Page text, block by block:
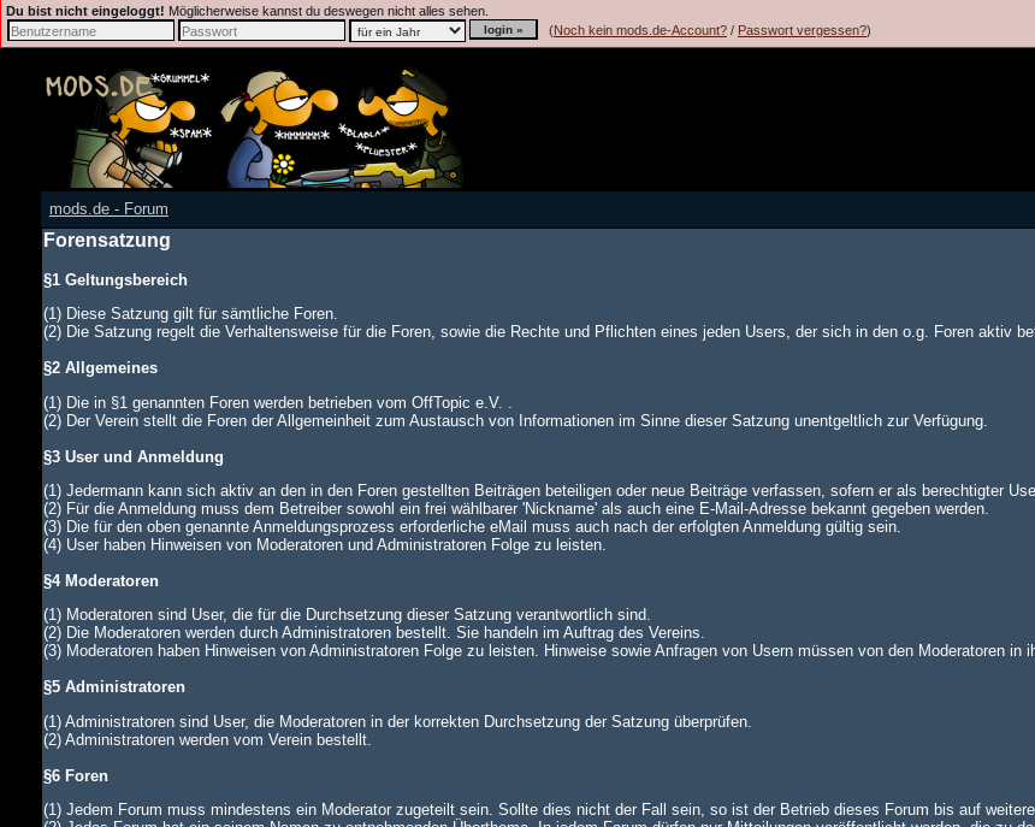
Du bist nicht eingeloggt! Möglicherweise kannst du deswegen nicht alles sehen.
(Noch kein mods.de-Account? / Passwort vergessen?)
mods.de - Forum
Forensatzung
§1 Geltungsbereich
(1) Diese Satzung gilt für sämtliche Foren.
(2) Die Satzung regelt die Verhaltensweise für die Foren, sowie die Rechte und Pflichten eines jeden Users, der sich in den o.g. Foren aktiv
§2 Allgemeines
(1) Die in §1 genannten Foren werden betrieben vom OffTopic e.V. .
(2) Der Verein stellt die Foren der Allgemeinheit zum Austausch von Informationen im Sinne dieser Satzung unentgeltlich zur Verfügung.
§3 User und Anmeldung
(1) Jedermann kann sich aktiv an den in den Foren gestellten Beiträgen beteiligen oder neue Beiträge verfassen, sofern er als berechtigter
(2) Für die Anmeldung muss dem Betreiber sowohl ein frei wählbarer 'Nickname' als auch eine E-Mail-Adresse bekannt gegeben werden.
(3) Die für den oben genannte Anmeldungsprozess erforderliche eMail muss auch nach der erfolgten Anmeldung gültig sein.
(4) User haben Hinweisen von Moderatoren und Administratoren Folge zu leisten.
§4 Moderatoren
(1) Moderatoren sind User, die für die Durchsetzung dieser Satzung verantwortlich sind.
(2) Die Moderatoren werden durch Administratoren bestellt. Sie handeln im Auftrag des Vereins.
(3) Moderatoren haben Hinweisen von Administratoren Folge zu leisten. Hinweise sowie Anfragen von Usern müssen von den Moderatoren in
§5 Administratoren
(1) Administratoren sind User, die Moderatoren in der korrekten Durchsetzung der Satzung überprüfen.
(2) Administratoren werden vom Verein bestellt.
§6 Foren
(1) Jedem Forum muss mindestens ein Moderator zugeteilt sein. Sollte dies nicht der Fall sein, so ist der Betrieb dieses Forum bis auf